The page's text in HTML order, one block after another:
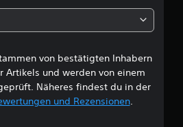
h
e
B
e
w
von bestätigten Inhabern
Artikels und werden von einem
Näheres findest du in der
und Rezensionen.